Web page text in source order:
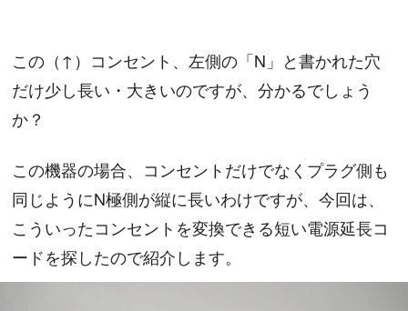
この（↑）コンセント、左側の「N」と書かれた穴
だけ少し長い・大きいのですが、分かるでしょう
か？
この機器の場合、コンセントだけでなくプラグ側も
同じようにN極側が縦に長いわけですが、今回は、
こういったコンセントを変換できる短い電源延長コ
ードを探したので紹介します。